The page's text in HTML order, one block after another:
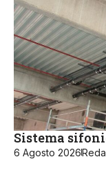
Sistema
6 Agosto 2026